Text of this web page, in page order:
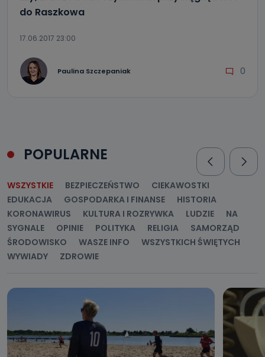
do Raszkowa
17.06.2017 23:00
Paulina Szczepaniak 0
POPULARNE
WSZYSTKIE BEZPIECZEŃSTWO
CIEKAWOSTKI
EDUKACJA
GOSPODARKA I FINANSE
HISTORIA
KORONAWIRUS
KULTURA I ROZRYWKA LUDZIE
NA
SYGNALE
OPINIE POLITYKA RELIGIA
SAMORZĄD
ŚRODOWISKO
WASZE INFO
WSZYSTKICH ŚWIĘTYCH
WYWIADY
ZDROWIE